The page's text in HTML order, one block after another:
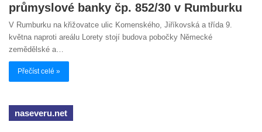
průmyslové banky čp. 852/30 v Rumburku
V Rumburku na křižovatce ulic Komenského, Jiříkovská a třída 9.
května naproti areálu Lorety stojí budova pobočky Německé
zemědělské a…
Přečíst celé »
naseveru.net